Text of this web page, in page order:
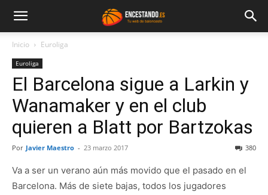
Inicio Euroliga
Euroliga
El Barcelona sigue a Larkin y
Wanamaker y en el club
quieren a Blatt por Bartzokas
Por Javier Maestro - 23 marzo 2017 380
Va a ser un verano aún más movido que el pasado en el
Barcelona. Más de siete bajas, todos los jugadores